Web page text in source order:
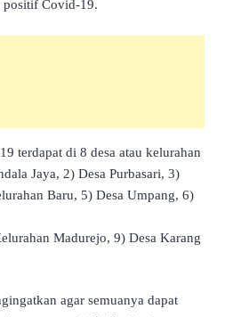
positif Covid-19.
terdapat di 8 desa atau kelurahan
Jaya, 2) Desa Purbasari, 3)
Baru, 5) Desa Umpang, 6)
Madurejo, 9) Desa Karang
agar semuanya dapat